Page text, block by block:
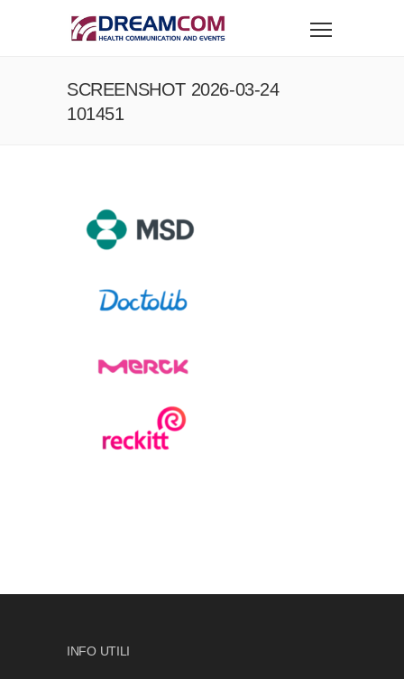
SCREENSHOT 2026-03-24
101451
INFO UTILI